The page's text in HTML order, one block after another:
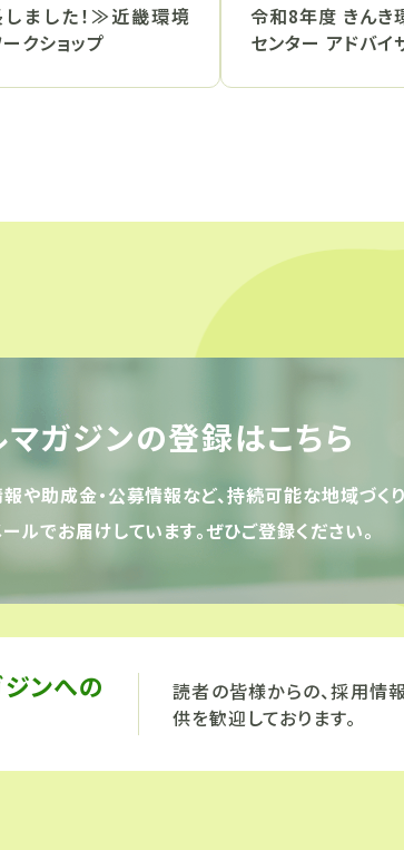
ました！≫近畿環境
クショップ
令和8年度 きんき
センター アドバ
マガジンの登録はこちら
や助成金・公募情報など、持続可能な地域づく
ルでお届けしています。ぜひご登録ください。
ンへの
読者の皆様からの、採用情
供を歓迎しております。